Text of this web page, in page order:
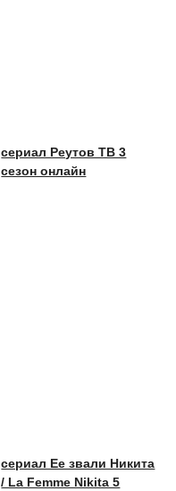
сериал Реутов ТВ 3
сезон онлайн
сериал Ее звали Никита
/ La Femme Nikita 5